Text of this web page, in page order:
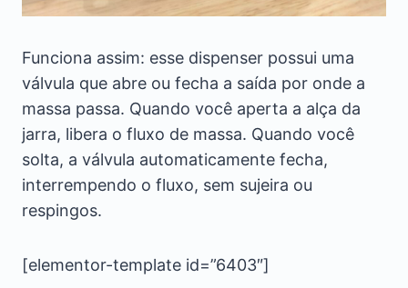
Funciona assim: esse dispenser possui uma
válvula que abre ou fecha a saída por onde a
massa passa. Quando você aperta a alça da
jarra, libera o fluxo de massa. Quando você
solta, a válvula automaticamente fecha,
interrempendo o fluxo, sem sujeira ou
respingos.
[elementor-template id=”6403″]